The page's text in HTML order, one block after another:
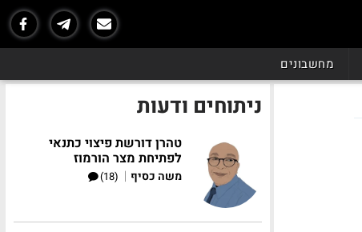
מחשבונים
ניתוחים ודעות
טהרן דורשת פיצוי כתנאי
לפתיחת מצר הורמוז
משה כסיף |
(18)